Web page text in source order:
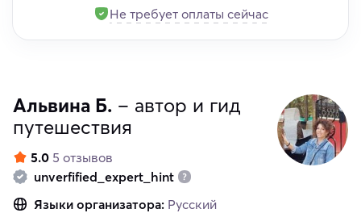
Не требует оплаты сейчас
Альвина Б. – автор и гид
путешествия
5.0 5 отзывов
unverfified_expert_hint
Языки организатора: Русский